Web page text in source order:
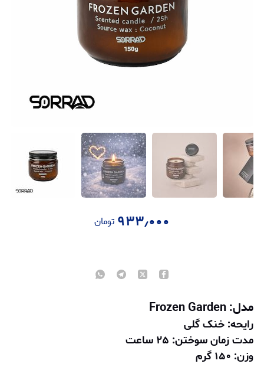
۹۳۳٫۰۰۰ تومان
مدل: Frozen Garden
رایحه: خنک گلی
مدت زمان سوختن: ۲۵ ساعت
وزن: ۱۵۰ گرم